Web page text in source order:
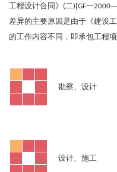
工程设计合同》 (二)[GF一
差异的主要原因是由于《建设工
的工作内容不同，即承包工程
勘察、设计
设计、施工